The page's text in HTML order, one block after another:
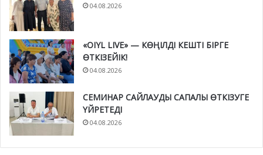
04.08.2026
«OIYL LIVE» — КӨҢІЛДІ КЕШТІ БІРГЕ
ӨТКІЗЕЙІК!
04.08.2026
СЕМИНАР САЙЛАУДЫ САПАЛЫ ӨТКІЗУГЕ
ҮЙРЕТЕДІ
04.08.2026